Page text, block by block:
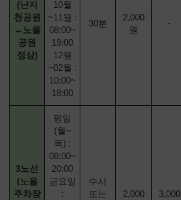
(난지
천공원
↔노을
공원
정상)
10월
~11월 :
08:00~
19:00
12월
~02월 :
10:00~
18:00
30분
2,000
원
-
3노선
(노을
주차장
평일
(월~
목) :
08:00~
20:00
금요일
:
수시
또는
2,000
3,000